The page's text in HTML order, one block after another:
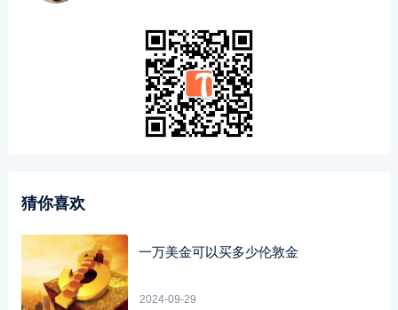
猜你喜欢
一万美金可以买多少伦敦金
2024-09-29